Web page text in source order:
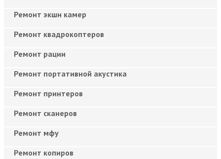
Ремонт экшн камер
Ремонт квадрокоптеров
Ремонт рации
Ремонт портативной акустика
Ремонт принтеров
Ремонт сканеров
Ремонт мфу
Ремонт копиров